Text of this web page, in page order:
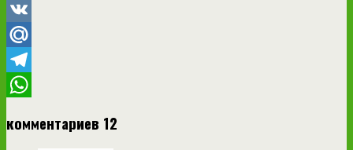
Odnoklassniki
VK
Mail.Ru
Telegram
комментариев 12